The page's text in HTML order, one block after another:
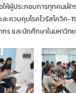
ให้ผู้ประกอบการทุกคนเฝ้
ะควบคุมโรคไวรัสโควิค-
ร และนักศึกษาในมหาวิท